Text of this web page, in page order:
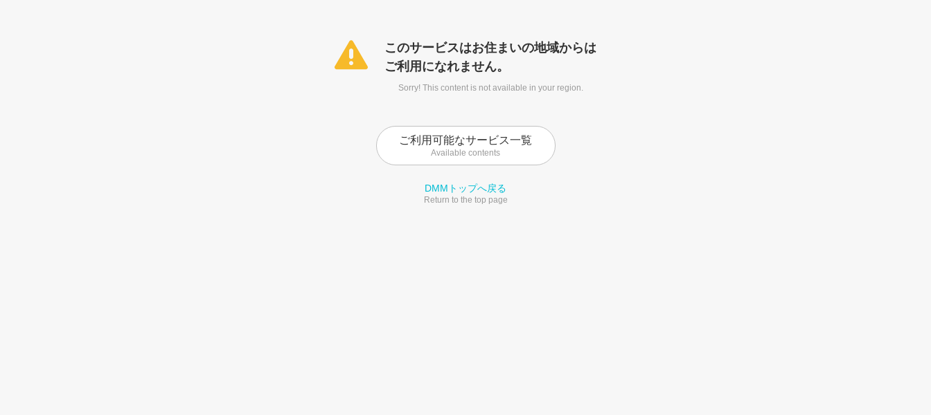
このサービスはお住まいの地域からは
ご利用になれません。
Sorry! This content is not available in your region.
ご利用可能なサービス一覧
Available contents
DMMトップへ戻る
Return to the top page